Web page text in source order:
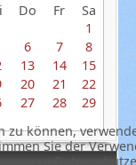
Do Fr
Sa
1
6 7
8
13 14
15
20 21
22
27 28
29
zu können,
Sie der
unsere